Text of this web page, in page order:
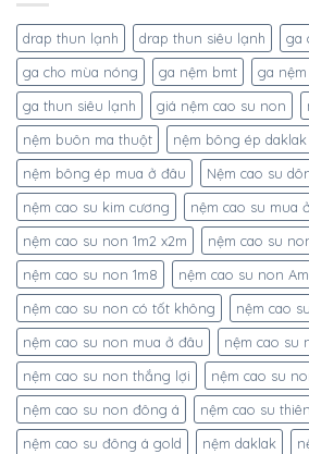
drap thun lạnh drap thun siêu lạnh
ga
ga cho mùa nóng
ga nệm bmt
ga
ga thun siêu lạnh
giá nệm cao su non
nệm buôn ma thuột
nệm bông ép daklak
nệm bông ép mua ở đâu
Nệm cao su
nệm cao su kim cương
nệm cao su mua
nệm cao su non 1m2 x2m
nệm cao su
nệm cao su non 1m8
nệm cao su non
nệm cao su non có tốt không
nệm cao
nệm cao su non mua ở đâu
nệm cao su
nệm cao su non thắng lợi
nệm cao su
nệm cao su non đông á
nệm cao su
nệm cao su đông á gold
nệm daklak